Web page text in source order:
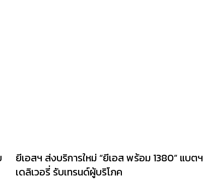
ยีเอสฯ ส่งบริการใหม่ “ยีเอส พร้อม 1380” แบตฯ
เดลิเวอรี่ รับเทรนด์ผู้บริโภค